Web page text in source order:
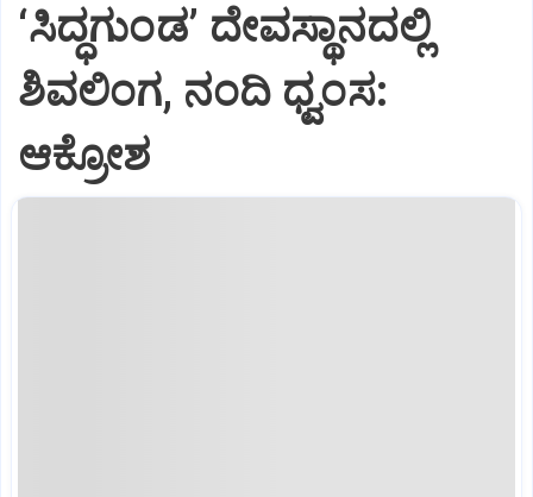
‘ಸಿದ್ಧಗುಂಡ’ ದೇವಸ್ಥಾನದಲ್ಲಿ
ಶಿವಲಿಂಗ, ನಂದಿ ಧ್ವಂಸ:
ಆಕ್ರೋಶ